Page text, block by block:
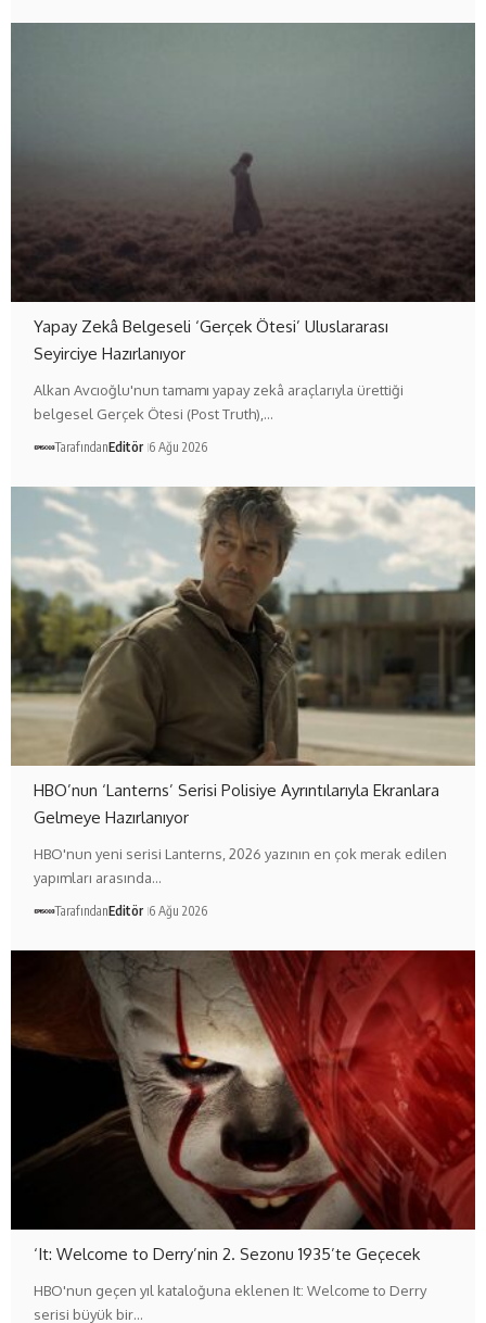
Yapay Zekâ Belgeseli ‘Gerçek Ötesi’ Uluslararası
Seyirciye Hazırlanıyor
Alkan Avcıoğlu'nun tamamı yapay zekâ araçlarıyla ürettiği
belgesel Gerçek Ötesi (Post Truth),…
TarafındanEditör 6 Ağu 2026
HBO’nun ‘Lanterns’ Serisi Polisiye Ayrıntılarıyla Ekranlara
Gelmeye Hazırlanıyor
HBO'nun yeni serisi Lanterns, 2026 yazının en çok merak edilen
yapımları arasında…
TarafındanEditör 6 Ağu 2026
‘It: Welcome to Derry’nin 2. Sezonu 1935’te Geçecek
HBO'nun geçen yıl kataloğuna eklenen It: Welcome to Derry
serisi büyük bir…